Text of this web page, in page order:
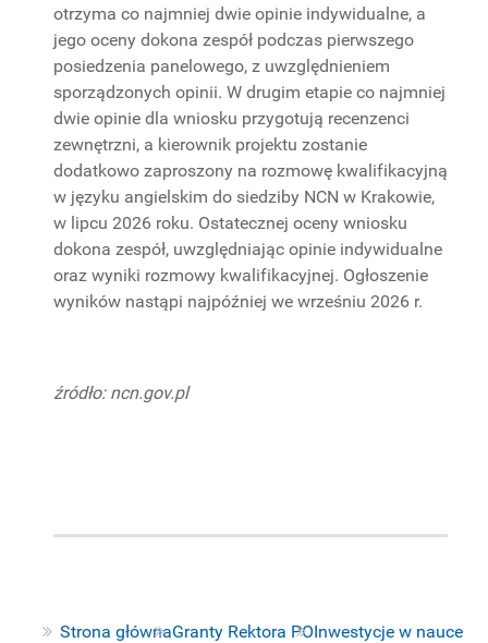
Strona głównaGranty Rektora POInwestycje w nauce
otrzyma co najmniej dwie opinie indywidualne, a
jego oceny dokona zespół podczas pierwszego
posiedzenia panelowego, z uwzględnieniem
sporządzonych opinii. W drugim etapie co najmniej
dwie opinie dla wniosku przygotują recenzenci
zewnętrzni, a kierownik projektu zostanie
dodatkowo zaproszony na rozmowę kwalifikacyjną
w języku angielskim do siedziby NCN w Krakowie,
w lipcu 2026 roku. Ostatecznej oceny wniosku
dokona zespół, uwzględniając opinie indywidualne
oraz wyniki rozmowy kwalifikacyjnej. Ogłoszenie
wyników nastąpi najpóźniej we wrześniu 2026 r.
źródło: ncn.gov.pl